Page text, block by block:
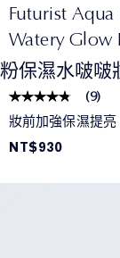
Futurist
Watery Glow
粉保濕水啵啵
(9)
妝前加強保濕提
NT$930